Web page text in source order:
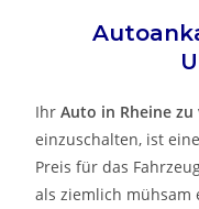
IhrAuto in Rheine
einzuschalten, ist
Preis für das
als ziemlich mühsam